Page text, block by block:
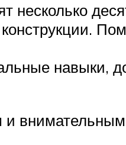
несколько
навыки,